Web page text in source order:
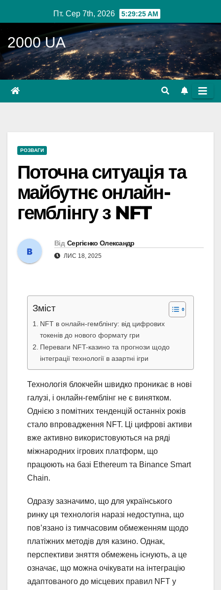
до
вмісту
Пт. Сер 7th, 2026 5:29:25 AM
2000 UA
РОЗВАГИ
Поточна ситуація та
майбутнє онлайн-
гемблінгу з NFT
Від Сергієнко Олександр
ЛИС 18, 2025
Зміст
NFT в онлайн-гемблінгу: від цифрових
токенів до нового формату гри
Переваги NFT-казино та прогнози щодо
інтеграції технології в азартні ігри
Технологія блокчейн швидко проникає в нові
галузі, і онлайн-гемблінг не є винятком.
Однією з помітних тенденцій останніх років
стало впровадження NFT. Ці цифрові активи
вже активно використовуються на ряді
міжнародних ігрових платформ, що
працюють на базі Ethereum та Binance Smart
Chain.
Одразу зазначимо, що для українського
ринку ця технологія наразі недоступна, що
пов’язано із тимчасовим обмеженням щодо
платіжних методів для казино. Однак,
перспективи зняття обмежень існують, а це
означає, що можна очікувати на інтеграцію
адаптованого до місцевих правил NFT у